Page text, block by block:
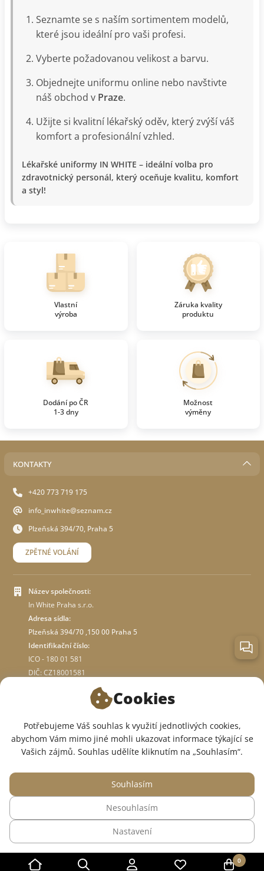
0
Seznamte se s naším sortimentem modelů,
které jsou ideální pro vaši profesi.
Vyberte požadovanou velikost a barvu.
Objednejte uniformu online nebo navštivte
náš obchod v Praze.
Užijte si kvalitní lékařský oděv, který zvýší váš
komfort a profesionální vzhled.
Lékařské uniformy IN WHITE – ideální volba pro
zdravotnický personál, který oceňuje kvalitu, komfort
a styl!
Vlastní
výroba
Záruka kvality
produktu
Dodání po ČR
1-3 dny
Možnost
výměny
KONTAKTY
+420 773 719 175
info_inwhite@seznam.cz
Plzeňská 394/70, Praha 5
ZPĚTNÉ VOLÁNÍ
Název společnosti:
In White Praha s.r.o.
Adresa sídla:
Plzeňská 394/70 ,150 00 Praha 5
Identifikační číslo:
ICO - 180 01 581
DIČ: CZ18001581
JSME V SOCIÁLNÍCH SÍTÍCH:
© 2015 — 2026, Internetový obchod se zdravotním oblečením InWhite.
Web vytvořilSago Group
Cookies
Potřebujeme Váš souhlas k využití jednotlivých cookies,
abychom Vám mimo jiné mohli ukazovat informace týkající se
Vašich zájmů. Souhlas udělíte kliknutím na „Souhlasím“.
Nastavení
Nesouhlasím
Souhlasím